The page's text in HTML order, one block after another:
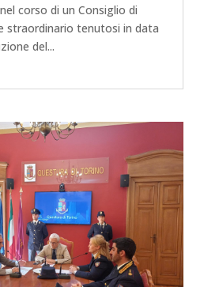
corso di un Consiglio di
straordinario tenutosi in data
del...